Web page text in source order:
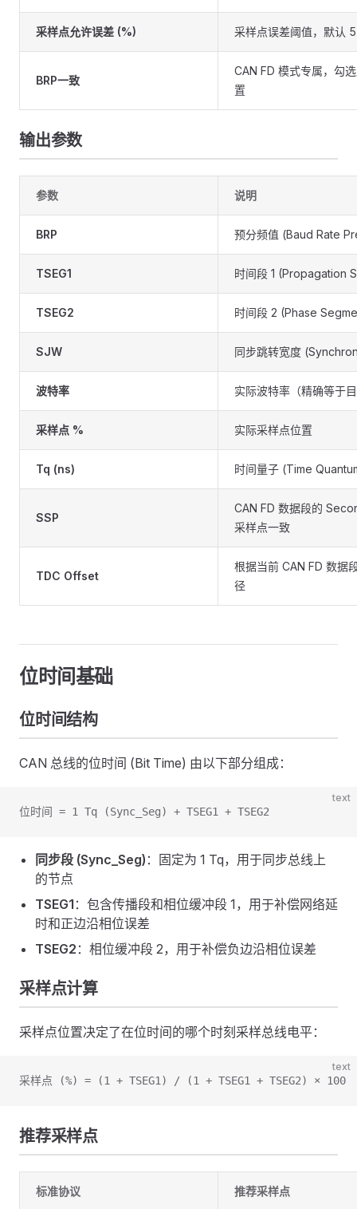
采样点允许误差 (%) 采样点误差阈值，默认
BRP一致
CAN FD 模式专属，勾
置
输出参数
参数 说明
BRP 预分频值 (Baud Rate
TSEG1 时间段 1 (Propagation
TSEG2 时间段 2 (Phase
SJW 同步跳转宽度
波特率 实际波特率（精确等于
采样点 % 实际采样点位置
Tq (ns) 时间量子 (Time
SSP
CAN FD 数据段的
采样点一致
TDC Offset
根据当前 CAN FD 数据
径
位时间基础
位时间结构
CAN 总线的位时间 (Bit Time) 由以下部分组成：
text
位时间 = 1 Tq (Sync_Seg) + TSEG1 + TSEG2
同步段 (Sync_Seg) ：固定为 1 Tq，用于同步总线上
的节点
TSEG1 ：包含传播段和相位缓冲段 1，用于补偿网络延
时和正边沿相位误差
TSEG2 ：相位缓冲段 2，用于补偿负边沿相位误差
采样点计算
采样点位置决定了在位时间的哪个时刻采样总线电平：
text
采样点 (%) = (1 + TSEG1) / (1 + TSEG1 + TSEG2) × 100
推荐采样点
标准协议 推荐采样点